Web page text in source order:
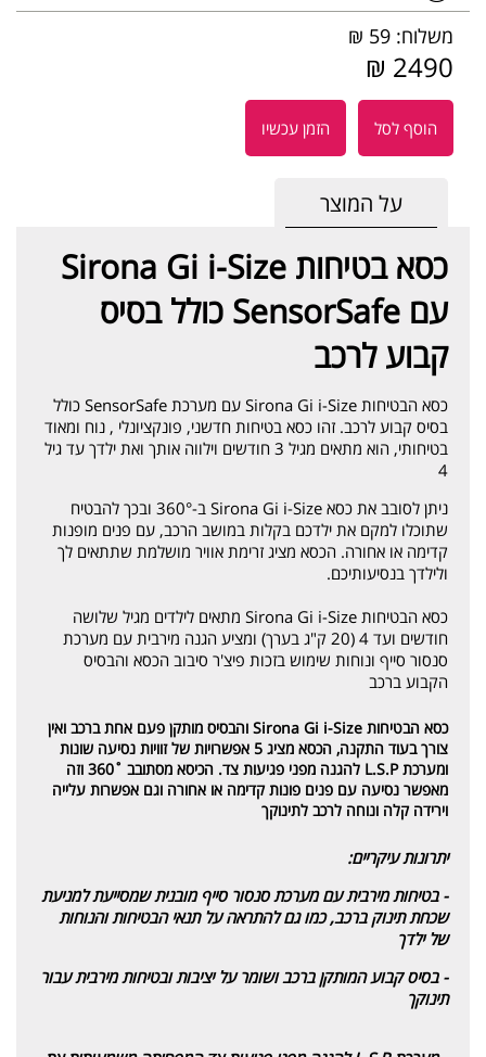
משלוח: 59 ₪
2490 ₪
הוסף לסל הזמן עכשיו
על המוצר
כסא בטיחות Sirona Gi i-Size
עם SensorSafe כולל בסיס
קבוע לרכב
כסא הבטיחות Sirona Gi i-Size עם מערכת SensorSafe כולל
בסיס קבוע לרכב. זהו כסא בטיחות חדשני, פונקציונלי , נוח ומאוד
בטיחותי, הוא מתאים מגיל 3 חודשים וילווה אותך ואת ילדך עד גיל
4
ניתן לסובב את כסא Sirona Gi i-Size ב-360° ובכך להבטיח
שתוכלו למקם את ילדכם בקלות במושב הרכב, עם פנים מופנות
קדימה או אחורה. הכסא מציג זרימת אוויר מושלמת שתתאים לך
ולילדך בנסיעותיכם.
כסא הבטיחות Sirona Gi i-Size מתאים לילדים מגיל שלושה
חודשים ועד 4 (20 ק"ג בערך) ומציע הגנה מירבית עם מערכת
סנסור סייף ונוחות שימוש בזכות פיצ'ר סיבוב הכסא והבסיס
הקבוע ברכב
כסא הבטיחות Sirona Gi i-Size והבסיס מותקן פעם אחת ברכב ואין
צורך בעוד התקנה, הכסא מציג 5 אפשרויות של זוויות נסיעה שונות
ומערכת L.S.P להגנה מפני פגיעות צד. הכיסא מסתובב ˚360 וזה
מאפשר נסיעה עם פנים פונות קדימה או אחורה וגם אפשרות עלייה
וירידה קלה ונוחה לרכב לתינוקך
יתרונות עיקריים:
- בטיחות מירבית עם מערכת סנסור סייף מובנית שמסייעת למניעת
שכחת תינוק ברכב, כמו גם להתראה על תנאי הבטיחות והנוחות
של ילדך
- בסיס קבוע המותקן ברכב ושומר על יציבות ובטיחות מירבית עבור
תינוקך